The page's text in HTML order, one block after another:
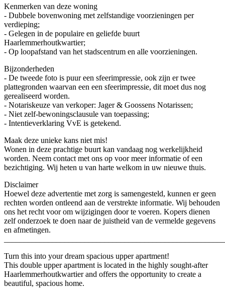
Kenmerken van deze woning
- Dubbele bovenwoning met zelfstandige voorzieningen per
verdieping;
- Gelegen in de populaire en geliefde buurt
Haarlemmerhoutkwartier;
- Op loopafstand van het stadscentrum en alle voorzieningen.
Bijzonderheden
- De tweede foto is puur een sfeerimpressie, ook zijn er twee
plattegronden waarvan een een sfeerimpressie, dit moet dus nog
gerealiseerd worden.
- Notariskeuze van verkoper: Jager & Goossens Notarissen;
- Niet zelf-bewoningsclausule van toepassing;
- Intentieverklaring VvE is getekend.
Maak deze unieke kans niet mis!
Wonen in deze prachtige buurt kan vandaag nog werkelijkheid
worden. Neem contact met ons op voor meer informatie of een
bezichtiging. Wij heten u van harte welkom in uw nieuwe thuis.
Disclaimer
Hoewel deze advertentie met zorg is samengesteld, kunnen er geen
rechten worden ontleend aan de verstrekte informatie. Wij behouden
ons het recht voor om wijzigingen door te voeren. Kopers dienen
zelf onderzoek te doen naar de juistheid van de vermelde gegevens
en afmetingen.
Turn this into your dream spacious upper apartment!
This double upper apartment is located in the highly sought-after
Haarlemmerhoutkwartier and offers the opportunity to create a
beautiful, spacious home.